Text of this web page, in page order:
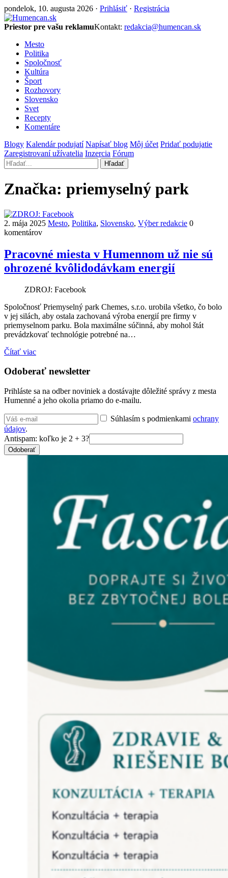
pondelok, 10. augusta 2026 · Prihlásiť · Registrácia
Priestor pre vašu reklamuKontakt: redakcia@humencan.sk
Mesto
Politika
Spoločnosť
Kultúra
Šport
Rozhovory
Slovensko
Svet
Recepty
Komentáre
Blogy Kalendár podujatí Napísať blog Môj účet Pridať podujatie
Zaregistrovaní užívatelia Inzercia Fórum
Hľadať
Značka: priemyselný park
2. mája 2025 Mesto, Politika, Slovensko, Výber redakcie 0
komentárov
Pracovné miesta v Humennom už nie sú
ohrozené kvôlidodávkam energií
ZDROJ: Facebook
Spoločnosť Priemyselný park Chemes, s.r.o. urobila všetko, čo bolo
v jej silách, aby ostala zachovaná výroba energií pre firmy v
priemyselnom parku. Bola maximálne súčinná, aby mohol štát
prevádzkovať technológie potrebné na…
Čítať viac
Odoberať newsletter
Prihláste sa na odber noviniek a dostávajte dôležité správy z mesta
Humenné a jeho okolia priamo do e-mailu.
Súhlasím s podmienkami ochrany
údajov.
Antispam: koľko je 2 + 3?
Odoberať